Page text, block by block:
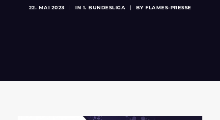
22. MAI 2023 IN 1. BUNDESLIGA BY FLAMES-PRESSE